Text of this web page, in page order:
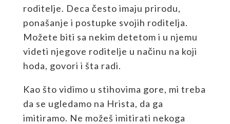
roditelje. Deca često imaju prirodu,
ponašanje i postupke svojih roditelja.
Možete biti sa nekim detetom i u njemu
videti njegove roditelje u načinu na koji
hoda, govori i šta radi.
Kao što vidimo u stihovima gore, mi treba
da se ugledamo na Hrista, da ga
imitiramo. Ne možeš imitirati nekoga